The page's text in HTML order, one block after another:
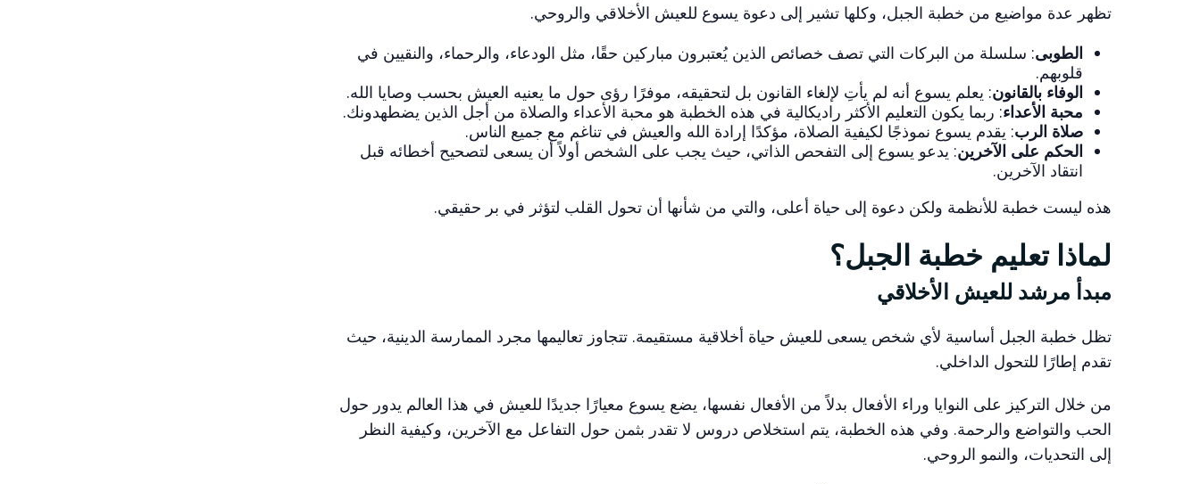
تظهر عدة مواضيع من خطبة الجبل، وكلها تشير إلى دعوة يسوع للعيش الأخلاقي والروحي.
الطوبى: سلسلة من البركات التي تصف خصائص الذين يُعتبرون مباركين حقًا، مثل الودعاء، والرحماء، والنقيين في
قلوبهم.
الوفاء بالقانون: يعلم يسوع أنه لم يأتِ لإلغاء القانون بل لتحقيقه، موفرًا رؤى حول ما يعنيه العيش بحسب وصايا الله.
محبة الأعداء: ربما يكون التعليم الأكثر راديكالية في هذه الخطبة هو محبة الأعداء والصلاة من أجل الذين يضطهدونك.
صلاة الرب: يقدم يسوع نموذجًا لكيفية الصلاة، مؤكدًا إرادة الله والعيش في تناغم مع جميع الناس.
الحكم على الآخرين: يدعو يسوع إلى التفحص الذاتي، حيث يجب على الشخص أولاً أن يسعى لتصحيح أخطائه قبل
انتقاد الآخرين.
هذه ليست خطبة للأنظمة ولكن دعوة إلى حياة أعلى، والتي من شأنها أن تحول القلب لتؤثر في بر حقيقي.
لماذا تعليم خطبة الجبل؟
مبدأ مرشد للعيش الأخلاقي
تظل خطبة الجبل أساسية لأي شخص يسعى للعيش حياة أخلاقية مستقيمة. تتجاوز تعاليمها مجرد الممارسة الدينية، حيث
تقدم إطارًا للتحول الداخلي.
من خلال التركيز على النوايا وراء الأفعال بدلاً من الأفعال نفسها، يضع يسوع معيارًا جديدًا للعيش في هذا العالم يدور حول
الحب والتواضع والرحمة. وفي هذه الخطبة، يتم استخلاص دروس لا تقدر بثمن حول التفاعل مع الآخرين، وكيفية النظر
إلى التحديات، والنمو الروحي.